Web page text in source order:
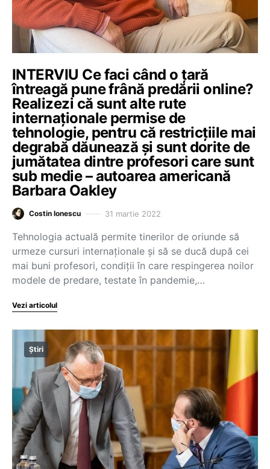
INTERVIU Ce faci când o țară
întreagă pune frână predării online?
Realizezi că sunt alte rute
internaționale permise de
tehnologie, pentru că restricțiile mai
degrabă dăunează și sunt dorite de
jumătatea dintre profesori care sunt
sub medie – autoarea americană
Barbara Oakley
Costin Ionescu 31 martie 2022
Tehnologia actuală permite tinerilor de oriunde să
urmeze cursuri internaționale și să se ducă după cei
mai buni profesori, condiții în care respingerea noilor
modele de predare, testate în pandemie,…
Vezi articolul
Știri